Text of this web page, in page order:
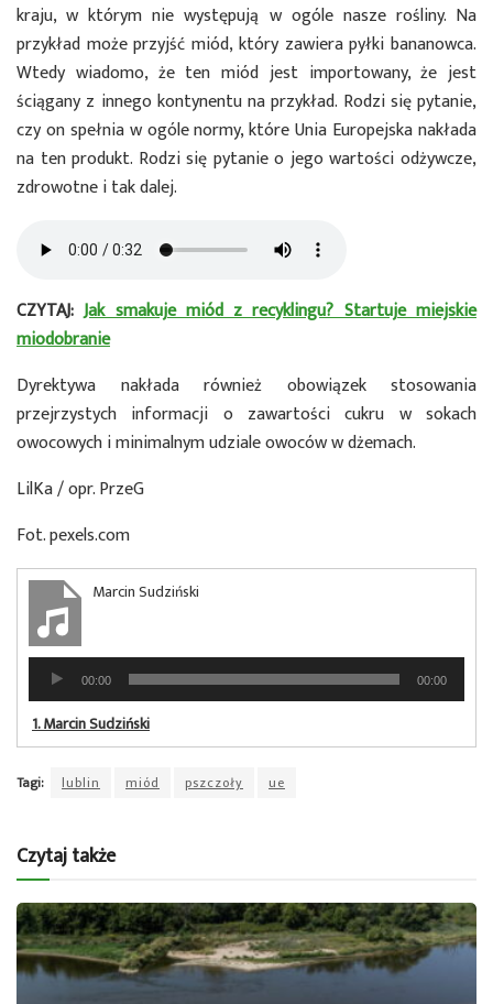
kraju, w którym nie występują w ogóle nasze rośliny. Na
przykład może przyjść miód, który zawiera pyłki bananowca.
Wtedy wiadomo, że ten miód jest importowany, że jest
ściągany z innego kontynentu na przykład. Rodzi się pytanie,
czy on spełnia w ogóle normy, które Unia Europejska nakłada
na ten produkt. Rodzi się pytanie o jego wartości odżywcze,
zdrowotne i tak dalej.
CZYTAJ:Jak smakuje miód z recyklingu? Startuje miejskie
miodobranie
Dyrektywa nakłada również obowiązek stosowania
przejrzystych informacji o zawartości cukru w sokach
owocowych i minimalnym udziale owoców w dżemach.
LilKa / opr. PrzeG
Fot. pexels.com
Marcin Sudziński
Odtwarzacz
plików
dźwiękowych
00:00 00:00
1.Marcin Sudziński
Tagi: lublin miód pszczoły ue
Czytaj także